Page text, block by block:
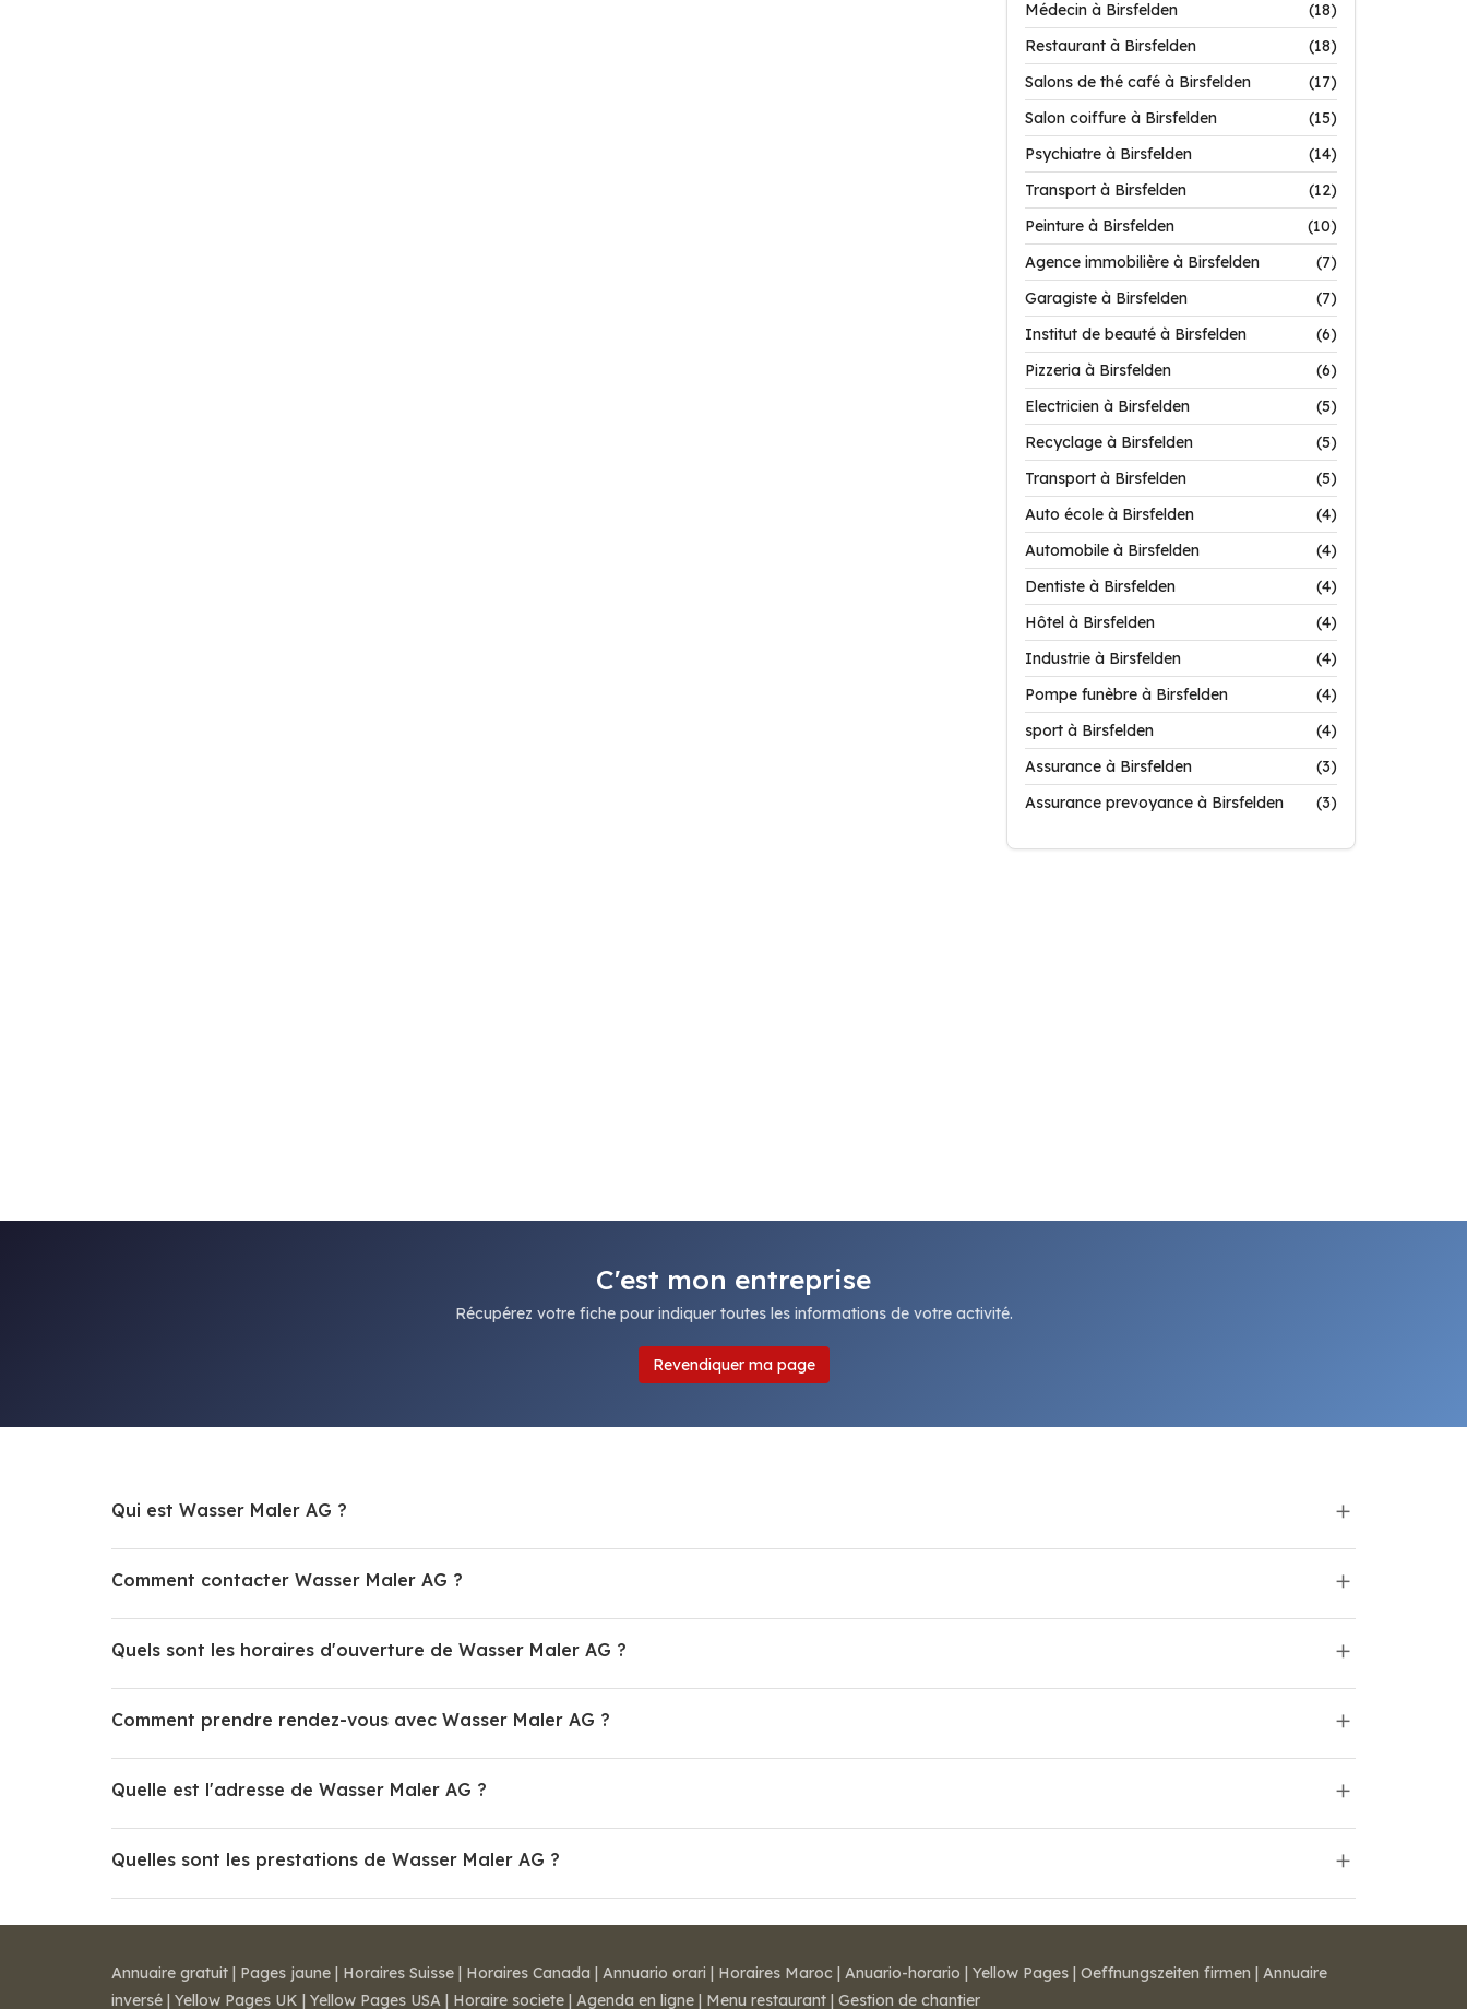
Médecin à Birsfelden
(18)
Restaurant à Birsfelden
(18)
Salons de thé café à Birsfelden
(17)
Salon coiffure à Birsfelden
(15)
Psychiatre à Birsfelden
(14)
Transport à Birsfelden
(12)
Peinture à Birsfelden
(10)
Agence immobilière à Birsfelden
(7)
Garagiste à Birsfelden
(7)
Institut de beauté à Birsfelden
(6)
Pizzeria à Birsfelden
(6)
Electricien à Birsfelden
(5)
Recyclage à Birsfelden
(5)
Transport à Birsfelden
(5)
Auto école à Birsfelden
(4)
Automobile à Birsfelden
(4)
Dentiste à Birsfelden
(4)
Hôtel à Birsfelden
(4)
Industrie à Birsfelden
(4)
Pompe funèbre à Birsfelden
(4)
sport à Birsfelden
(4)
Assurance à Birsfelden
(3)
Assurance prevoyance à Birsfelden
(3)
C'est mon entreprise
Récupérez votre fiche pour indiquer toutes les informations de votre activité.
Revendiquer ma page
Qui est Wasser Maler AG ?
Comment contacter Wasser Maler AG ?
Quels sont les horaires d'ouverture de Wasser Maler AG ?
Comment prendre rendez-vous avec Wasser Maler AG ?
Quelle est l'adresse de Wasser Maler AG ?
Quelles sont les prestations de Wasser Maler AG ?
Annuaire gratuit | Pages jaune | Horaires Suisse | Horaires Canada | Annuario orari | Horaires Maroc | Anuario-horario | Yellow Pages | Oeffnungszeiten firmen | Annuaire
inversé | Yellow Pages UK | Yellow Pages USA | Horaire societe | Agenda en ligne | Menu restaurant | Gestion de chantier